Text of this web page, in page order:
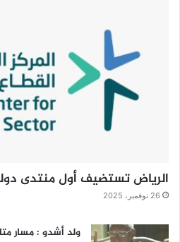
الرياض تستضيف أول منتدى
26 نوفمبر، 2025
ولد أشدو : مسار